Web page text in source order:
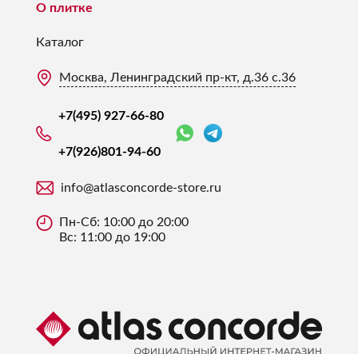
О плитке
Каталог
Москва, Ленинградский пр-кт, д.36 с.36
+7(495) 927-66-80
+7(926)801-94-60
info@atlasconcorde-store.ru
Пн-Сб: 10:00 до 20:00
Вс: 11:00 до 19:00